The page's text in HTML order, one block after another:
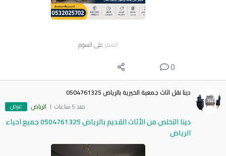
السعر على السوم
0
دينا نقل اثاث جمعية الخيرية بالرياض 0504761325
منذ 5 ساعات
الرياض عرض
دينا التخلص من الأثاث القديم بالرياض 0504761325 جميع احياء
الرياض